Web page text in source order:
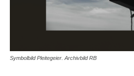
Symbolbild Pleitegeier. Archivbild RB